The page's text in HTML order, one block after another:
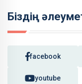
Біздің
facebook
youtube